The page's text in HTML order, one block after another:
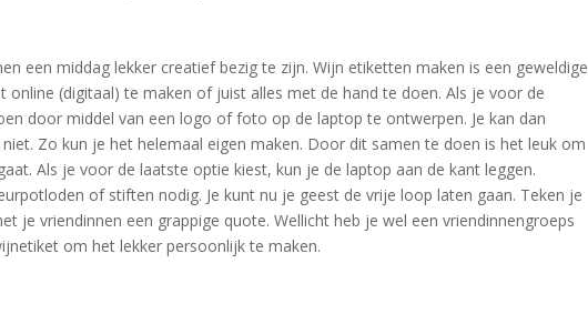
een middag lekker creatief bezig te zijn. Wijn etiketten maken is een geweldige
online (digitaal) te maken of juist alles met de hand te doen. Als je voor de
door middel van een logo of foto op de laptop te ontwerpen. Je kan dan
Zo kun je het helemaal eigen maken. Door dit samen te doen is het leuk om
Als je voor de laatste optie kiest, kun je de laptop aan de kant leggen.
of stiften nodig. Je kunt nu je geest de vrije loop laten gaan. Teken je
je vriendinnen een grappige quote. Wellicht heb je wel een vriendinnengroeps
om het lekker persoonlijk te maken.